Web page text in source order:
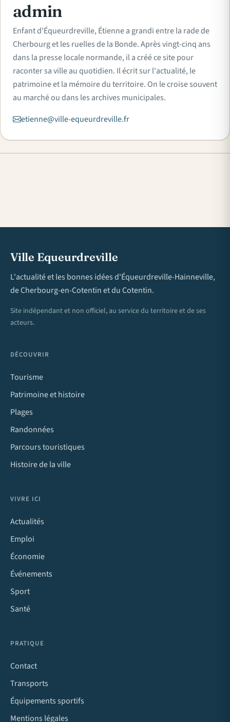
admin
Enfant d'Équeurdreville, Étienne a grandi entre la rade de
Cherbourg et les ruelles de la Bonde. Après vingt-cinq ans
dans la presse locale normande, il a créé ce site pour
raconter sa ville au quotidien. Il écrit sur l'actualité, le
patrimoine et la mémoire du territoire. On le croise souvent
au marché ou dans les archives municipales.
etienne@ville-equeurdreville.fr
Ville Equeurdreville
L'actualité et les bonnes idées d'Équeurdreville-Hainneville,
de Cherbourg-en-Cotentin et du Cotentin.
Site indépendant et non officiel, au service du territoire et de ses
acteurs.
DÉCOUVRIR
Tourisme
Patrimoine et histoire
Plages
Randonnées
Parcours touristiques
Histoire de la ville
VIVRE ICI
Actualités
Emploi
Économie
Événements
Sport
Santé
PRATIQUE
Contact
Transports
Équipements sportifs
Mentions légales